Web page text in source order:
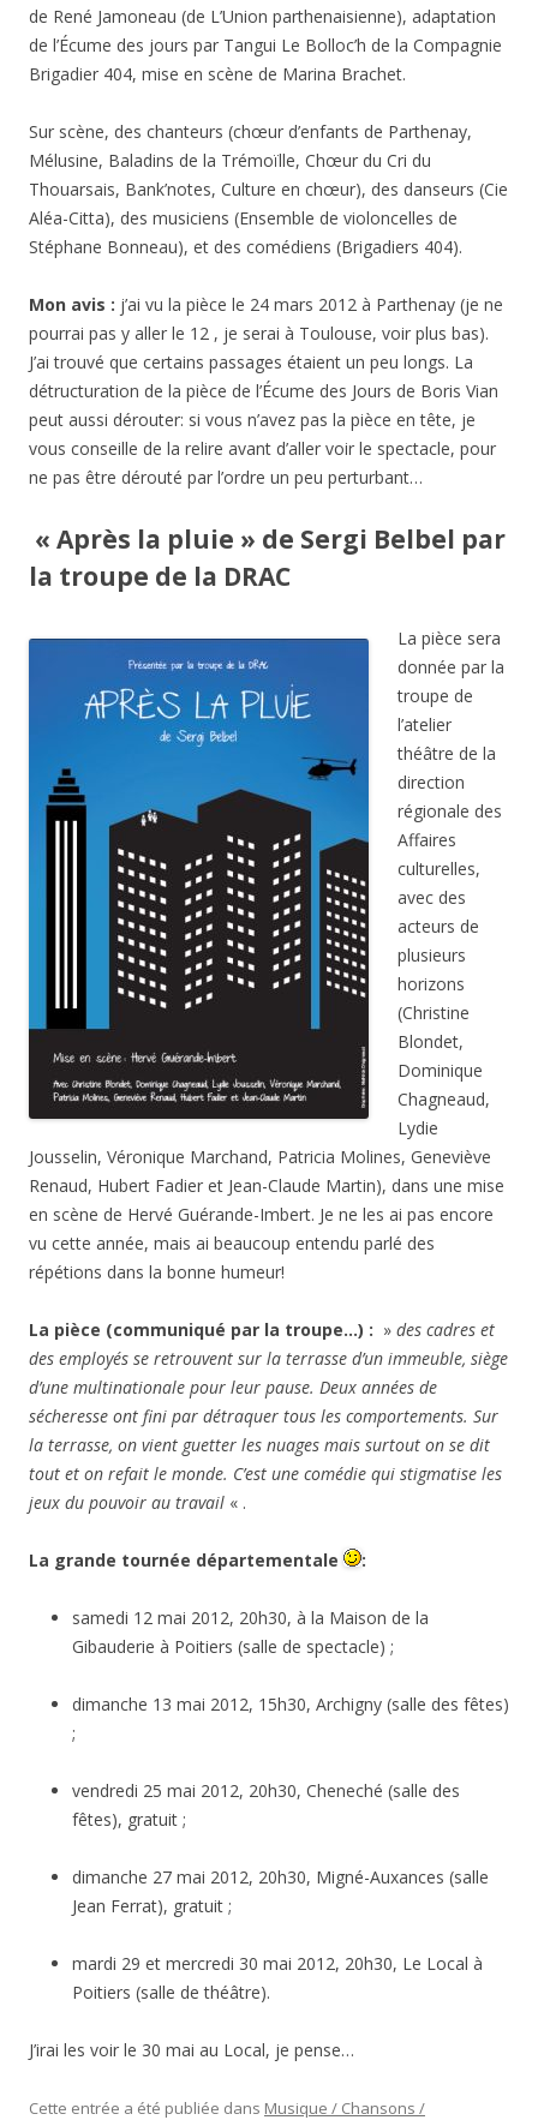
de René Jamoneau (de L’Union parthenaisienne), adaptation
de l’Écume des jours par Tangui Le Bolloc’h de la Compagnie
Brigadier 404, mise en scène de Marina Brachet.
Sur scène, des chanteurs (chœur d’enfants de Parthenay,
Mélusine, Baladins de la Trémoïlle, Chœur du Cri du
Thouarsais, Bank’notes, Culture en chœur), des danseurs (Cie
Aléa-Citta), des musiciens (Ensemble de violoncelles de
Stéphane Bonneau), et des comédiens (Brigadiers 404).
Mon avis : j’ai vu la pièce le 24 mars 2012 à Parthenay (je ne
pourrai pas y aller le 12 , je serai à Toulouse, voir plus bas).
J’ai trouvé que certains passages étaient un peu longs. La
détructuration de la pièce de l’Écume des Jours de Boris Vian
peut aussi dérouter: si vous n’avez pas la pièce en tête, je
vous conseille de la relire avant d’aller voir le spectacle, pour
ne pas être dérouté par l’ordre un peu perturbant…
« Après la pluie » de Sergi Belbel par
la troupe de la DRAC
La pièce sera
donnée par la
troupe de
l’atelier
théâtre de la
direction
régionale des
Affaires
culturelles,
avec des
acteurs de
plusieurs
horizons
(Christine
Blondet,
Dominique
Chagneaud,
Lydie
Jousselin, Véronique Marchand, Patricia Molines, Geneviève
Renaud, Hubert Fadier et Jean-Claude Martin), dans une mise
en scène de Hervé Guérande-Imbert. Je ne les ai pas encore
vu cette année, mais ai beaucoup entendu parlé des
répétions dans la bonne humeur!
La pièce (communiqué par la troupe…) : » des cadres et
des employés se retrouvent sur la terrasse d’un immeuble, siège
d’une multinationale pour leur pause. Deux années de
sécheresse ont fini par détraquer tous les comportements. Sur
la terrasse, on vient guetter les nuages mais surtout on se dit
tout et on refait le monde. C’est une comédie qui stigmatise les
jeux du pouvoir au travail « .
La grande tournée départementale :
samedi 12 mai 2012, 20h30, à la Maison de la
Gibauderie à Poitiers (salle de spectacle) ;
dimanche 13 mai 2012, 15h30, Archigny (salle des fêtes)
;
vendredi 25 mai 2012, 20h30, Cheneché (salle des
fêtes), gratuit ;
dimanche 27 mai 2012, 20h30, Migné-Auxances (salle
Jean Ferrat), gratuit ;
mardi 29 et mercredi 30 mai 2012, 20h30, Le Local à
Poitiers (salle de théâtre).
J’irai les voir le 30 mai au Local, je pense…
Cette entrée a été publiée dans Musique / Chansons /